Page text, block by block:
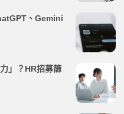
、Gemini
」？HR招募篩